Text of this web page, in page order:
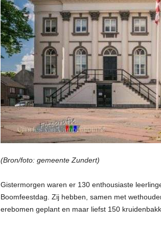
(Bron/foto: gemeente Zundert)
Gistermorgen waren er 130 enthousiaste
Boomfeestdag. Zij hebben, samen met
erebomen geplant en maar liefst 150